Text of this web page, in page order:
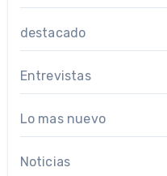
destacado
Entrevistas
Lo mas nuevo
Noticias